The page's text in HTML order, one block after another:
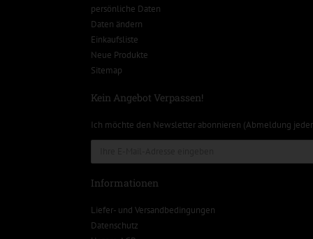
persönliche Daten
Daten ändern
Einkaufsliste
Neue Produkte
Sitemap
Kein Angebot Verpassen!
Ich möchte den Newsletter abonnieren (Abmeldung
Informationen
Liefer- und Versandbedingungen
Datenschutz